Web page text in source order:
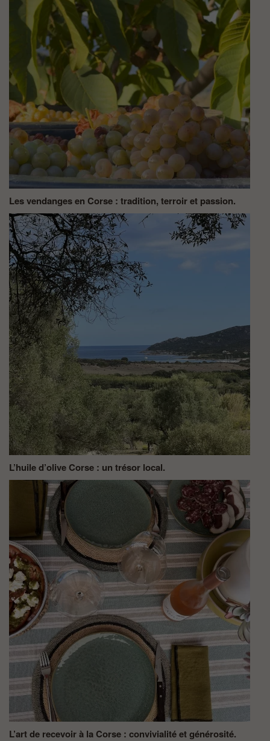
Les vendanges en Corse : tradition, terroir et passion.
L’huile d’olive Corse : un trésor local.
L’art de recevoir à la Corse : convivialité et générosité.